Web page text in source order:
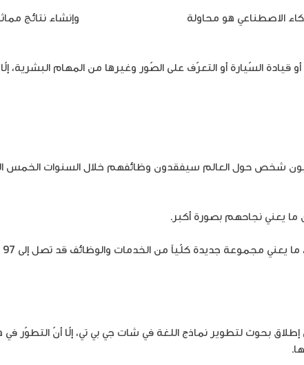
الاصطناعي هو محاولة
وإنشاء نتائج
السّيارة أو التعرّف على الصّور وغيرها من المهام البشرية،
الذي يرى فيه خبراء في الاقتصاد بأنّ 44% من مهارات العمّال بالإضافة إلى أكثر من 300 مليون شخص حول العالم
ما يعني نجاحهم بصورة أكبر.
جديدة كلّياً من الخدمات والوظائف قد تصل إلى 97 مليون وظيفة جديدة.
بحوث لتطوير نماذج اللغة في شات جي بي تي، إلّا أنّ التطوّر في